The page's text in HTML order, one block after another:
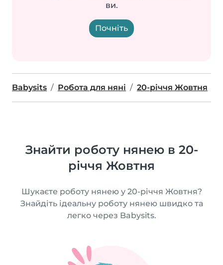
ви.
Почніть
Babysits Робота для няні 20-річчя Жовтня
Знайти роботу нянею в 20-
річчя Жовтня
Шукаєте роботу нянею у 20-річчя Жовтня?
Знайдіть ідеальну роботу нянею швидко та
легко через Babysits.